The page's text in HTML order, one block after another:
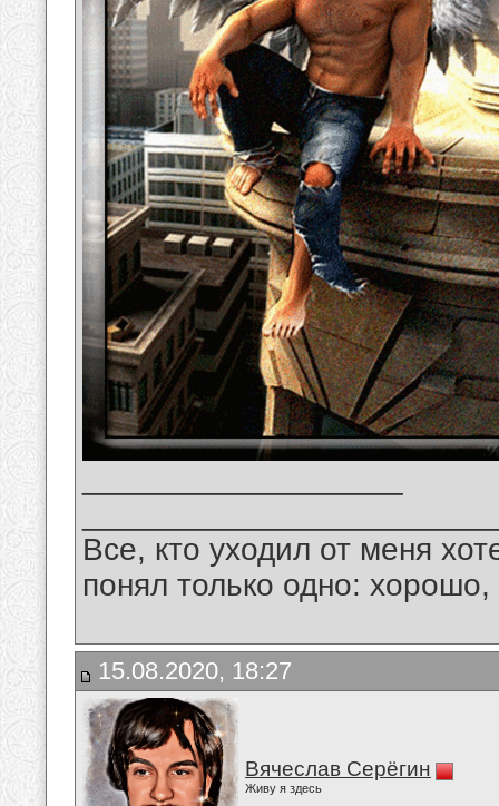
Все, кто уходил от меня
понял только одно:
15.08.2020, 18:27
Вячеслав Серёгин
Живу я здесь